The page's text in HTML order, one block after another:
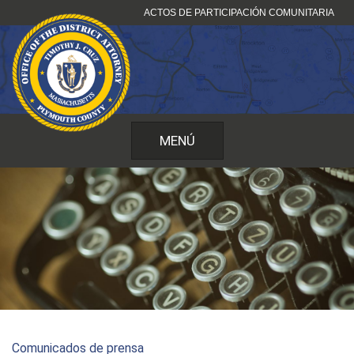
al
contenido
ACTOS DE PARTICIPACIÓN COMUNITARIA
MENÚ
Comunicados de prensa